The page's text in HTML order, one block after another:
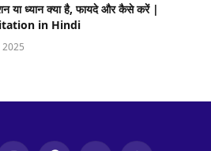
या ध्यान क्या है, फायदे और कैसे करें |
in Hindi
2025